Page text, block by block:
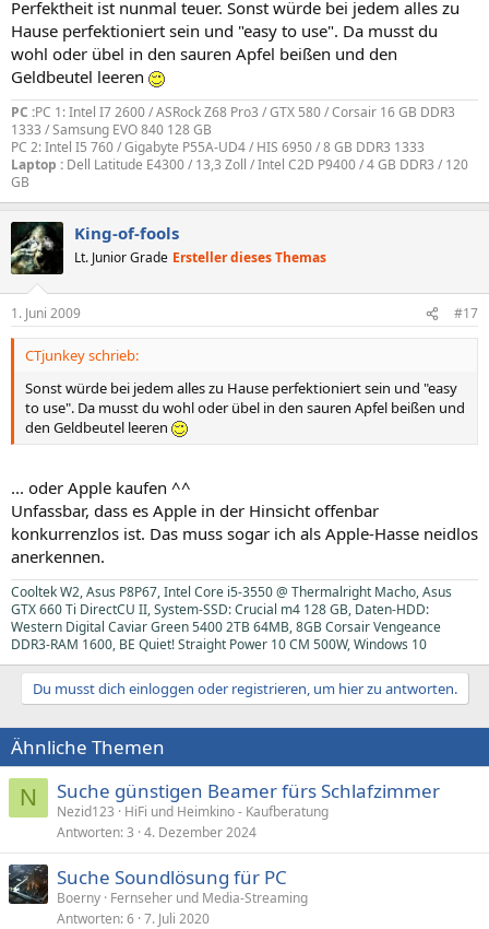
Perfektheit ist nunmal teuer. Sonst würde bei jedem alles zu
Hause perfektioniert sein und "easy to use". Da musst du
wohl oder übel in den sauren Apfel beißen und den
Geldbeutel leeren
PC :PC 1: Intel I7 2600 / ASRock Z68 Pro3 / GTX 580 / Corsair 16 GB DDR3
1333 / Samsung EVO 840 128 GB
PC 2: Intel I5 760 / Gigabyte P55A-UD4 / HIS 6950 / 8 GB DDR3 1333
Laptop : Dell Latitude E4300 / 13,3 Zoll / Intel C2D P9400 / 4 GB DDR3 / 120
GB
King-of-fools
Lt. Junior Grade Ersteller dieses Themas
1. Juni 2009 #17
CTjunkey schrieb:
Sonst würde bei jedem alles zu Hause perfektioniert sein und "easy
to use". Da musst du wohl oder übel in den sauren Apfel beißen und
den Geldbeutel leeren
... oder Apple kaufen ^^
Unfassbar, dass es Apple in der Hinsicht offenbar
konkurrenzlos ist. Das muss sogar ich als Apple-Hasse neidlos
anerkennen.
Cooltek W2, Asus P8P67, Intel Core i5-3550 @ Thermalright Macho, Asus
GTX 660 Ti DirectCU II, System-SSD: Crucial m4 128 GB, Daten-HDD:
Western Digital Caviar Green 5400 2TB 64MB, 8GB Corsair Vengeance
DDR3-RAM 1600, BE Quiet! Straight Power 10 CM 500W, Windows 10
Du musst dich einloggen oder registrieren, um hier zu antworten.
Ähnliche Themen
N Suche günstigen Beamer fürs Schlafzimmer
Nezid123
HiFi und Heimkino - Kaufberatung
Antworten 3 4. Dezember 2024
Suche Soundlösung für PC
Boerny Fernseher und Media-Streaming
Antworten 6 7. Juli 2020